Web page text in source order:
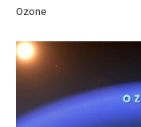
Ozone